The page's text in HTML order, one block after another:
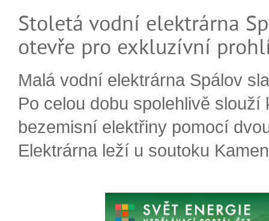
Stoletá vodní elektrárna
otevře pro exkluzívní
Malá vodní elektrárna Spálov
Po celou dobu spolehlivě slouží
bezemisní elektřiny pomocí
Elektrárna leží u soutoku